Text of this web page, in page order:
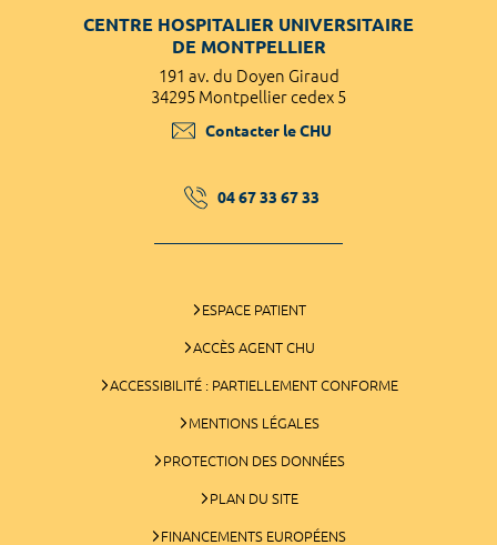
CENTRE HOSPITALIER UNIVERSITAIRE
DE MONTPELLIER
191 av. du Doyen Giraud
34295 Montpellier cedex 5
Contacter le CHU
04 67 33 67 33
ESPACE PATIENT
ACCÈS AGENT CHU
ACCESSIBILITÉ : PARTIELLEMENT CONFORME
MENTIONS LÉGALES
PROTECTION DES DONNÉES
PLAN DU SITE
FINANCEMENTS EUROPÉENS